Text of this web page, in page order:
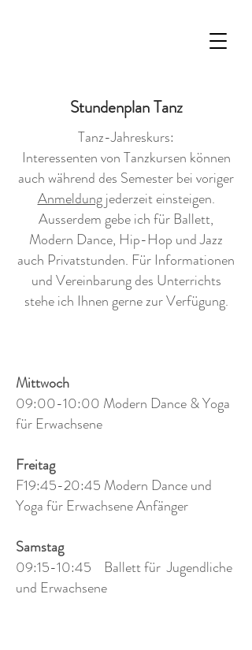
Stundenplan Tanz
Tanz-Jahreskurs:
Interessenten von Tanzkursen können
auch während des Semester bei voriger
Anmeldungjederzeit einsteigen.
Ausserdem gebe ich für Ballett,
Modern Dance, Hip-Hop und Jazz
auch Privatstunden. Für Informationen
und Vereinbarung des Unterrichts
stehe ich Ihnen gerne zur Verfügung.
Mittwoch
09:00-10:00 Modern Dance & Yoga
für Erwachsene
Freitag
F19:45-20:45 Modern Dance und
Yoga für Erwachsene Anfänger
Samstag
09:15-10:45 Ballett für Jugendliche
und Erwachsene